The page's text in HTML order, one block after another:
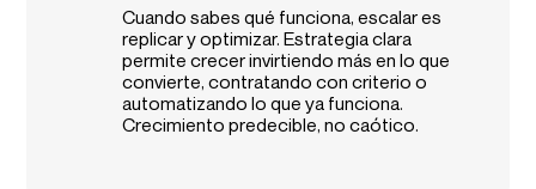
Cuando sabes qué funciona, escalar es
replicar y optimizar. Estrategia clara
permite crecer invirtiendo más en lo que
convierte, contratando con criterio o
automatizando lo que ya funciona.
Crecimiento predecible, no caótico.